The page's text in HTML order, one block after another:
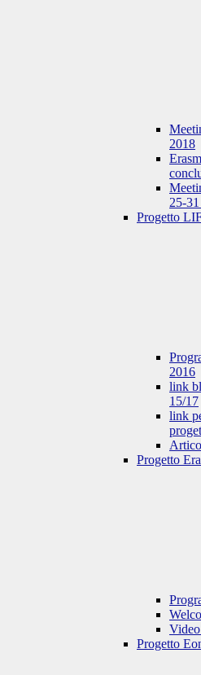
2018
25-
Progetto
2016
link
15/17
link
Progetto
Progetto